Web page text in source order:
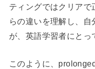
ティングではクリア
らの違いを理解し、自
が、英語学習者にとっ
このように、